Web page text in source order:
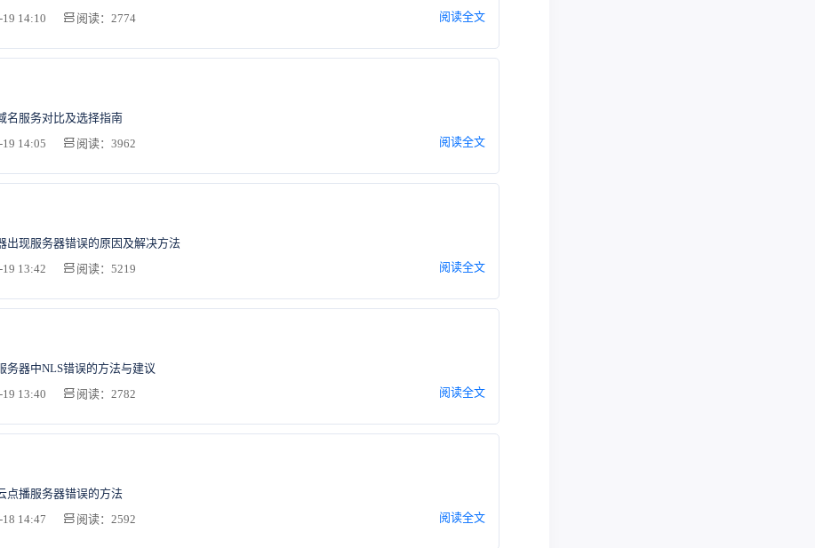
14:10
阅读：2774 阅读全文
名服务对比及选择指南
14:05
阅读：3962 阅读全文
出现服务器错误的原因及解决方法
13:42
阅读：5219 阅读全文
务器中NLS错误的方法与建议
13:40
阅读：2782 阅读全文
点播服务器错误的方法
14:47
阅读：2592 阅读全文